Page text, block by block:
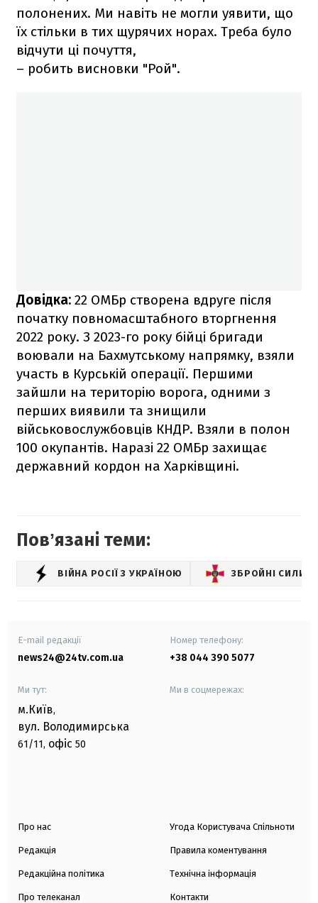
полонених. Ми навіть не могли уявити, що
їх стільки в тих щурячих норах. Треба було
відчути ці почуття,
– робить висновки "Рой".
Довідка: 22 ОМБр створена вдруге після
початку повномасштабного вторгнення
2022 року. З 2023-го року бійці бригади
воювали на Бахмутському напрямку, взяли
участь в Курській операції. Першими
зайшли на територію ворога, одними з
перших виявили та знищили
військовослужбовців КНДР. Взяли в полон
100 окупантів. Наразі 22 ОМБр захищає
державний кордон на Харківщині.
Повʼязані теми:
ВІЙНА РОСІЇ З УКРАЇНОЮ ЗБРОЙНІ СИЛИ
E-mail редакції
news24@24tv.com.ua
Номер телефону:
+38 044 390 5077
Ми тут:
м.Київ,
вул. Володимирська
61/11, офіс 50
Ми в соцмережах:
Про нас
Редакція
Редакційна політика
Про телеканал
Угода Користувача Спільноти
Правила коментування
Технічна інформація
Контакти